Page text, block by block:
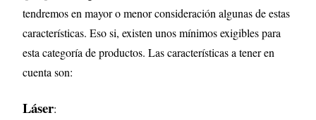
tendremos en mayor o menor consideración algunas de estas
características. Eso si, existen unos mínimos exigibles para
esta categoría de productos. Las características a tener en
cuenta son:
Láser: